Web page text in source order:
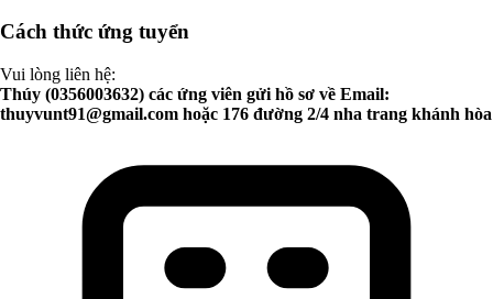
Cách thức ứng tuyển
Vui lòng liên hệ:
Thúy (0356003632) các ứng viên gửi hồ sơ về Email:
thuyvunt91@gmail.com hoặc 176 đường 2/4 nha trang khánh hòa